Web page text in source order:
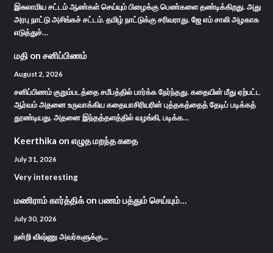
இசுலாமிய சட்டம் ஆண்கள் செய்யும் பிழைக்கு பெண்களை தண்டிக்கிறது. அது
அரபு நாட்டு அசிங்கச் சட்டம். தமிழ் நாட்டுக்கு சரிவராது. ஜே எம் சாலி அழகாக
எடுத்துச்…
மதி on சனிப்பிணம்
August 2, 2026
சனிப்பிணம் குறும்படத்தை சமீபத்தில் பார்க்க நேர்ந்தது. கதையின் மீது ஏற்பட்ட
ஆர்வம் அதனை உருவாக்கிய கதையாசிரியரின் புத்தகத்தைத் தேடிப் படிக்கத்
தூண்டியது. அதனை இந்தத்தளத்தில் வழங்கி, படிக்க…
Keerthika on எழுத மறந்த கதை
July 31, 2026
Very interesting
மணிராம் கார்த்திக்on பணம் பத்தும் செய்யும்…
July 30, 2026
நன்றி விஷ்ணு அவர்களுக்கு...